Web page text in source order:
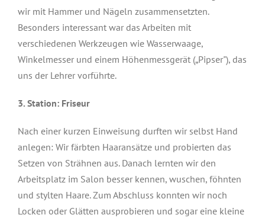
wir mit Hammer und Nägeln zusammensetzten.
Besonders interessant war das Arbeiten mit
verschiedenen Werkzeugen wie Wasserwaage,
Winkelmesser und einem Höhenmessgerät („Pipser"), das
uns der Lehrer vorführte.
3. Station: Friseur
Nach einer kurzen Einweisung durften wir selbst Hand
anlegen: Wir färbten Haaransätze und probierten das
Setzen von Strähnen aus. Danach lernten wir den
Arbeitsplatz im Salon besser kennen, wuschen, föhnten
und stylten Haare. Zum Abschluss konnten wir noch
Locken oder Glätten ausprobieren und sogar eine kleine